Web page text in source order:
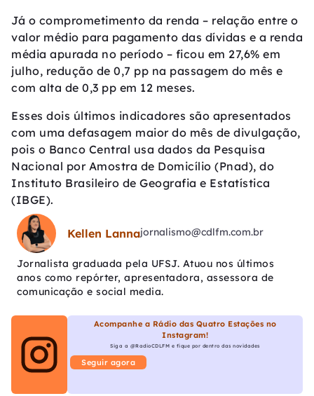
Já o comprometimento da renda – relação entre o
valor médio para pagamento das dívidas e a renda
média apurada no período – ficou em 27,6% em
julho, redução de 0,7 pp na passagem do mês e
com alta de 0,3 pp em 12 meses.
Esses dois últimos indicadores são apresentados
com uma defasagem maior do mês de divulgação,
pois o Banco Central usa dados da Pesquisa
Nacional por Amostra de Domicílio (Pnad), do
Instituto Brasileiro de Geografia e Estatística
(IBGE).
Kellen Lannajornalismo@cdlfm.com.br
Jornalista graduada pela UFSJ. Atuou nos últimos
anos como repórter, apresentadora, assessora de
comunicação e social media.
Acompanhe a Rádio das Quatro Estações no
Instagram!
Siga a @RadioCDLFM e fique por dentro das novidades
Seguir agora